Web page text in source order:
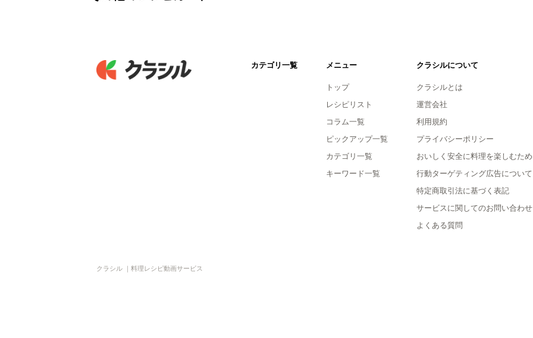
カテゴリ一覧 メニュー
トップ
レシピリスト
コラム一覧
ピックアップ一覧
カテゴリ一覧
キーワード一覧
クラシルについて
クラシルとは
運営会社
利用規約
プライバシーポリシー
おいしく安全に料理を楽しむため
行動ターゲティング広告について
特定商取引法に基づく表記
サービスに関してのお問い合わせ
よくある質問
クラシル ｜料理レシピ動画サービス